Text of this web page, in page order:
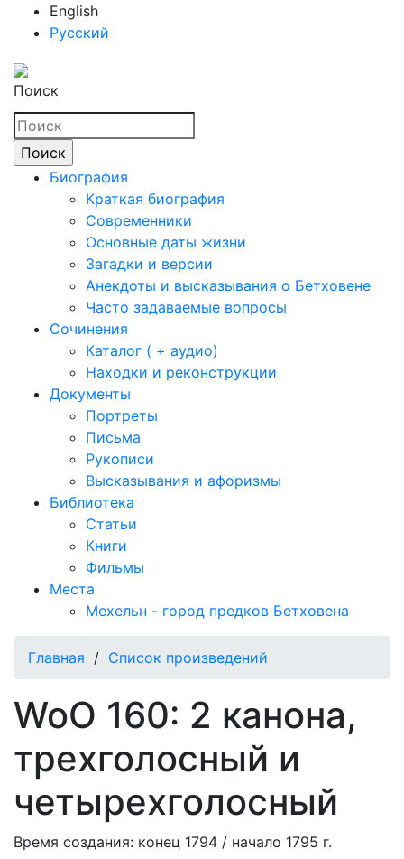
English
Русский
Поиск
Биография
Краткая биография
Современники
Основные даты жизни
Загадки и версии
Анекдоты и высказывания о Бетховене
Часто задаваемые вопросы
Сочинения
Каталог ( + аудио)
Находки и реконструкции
Документы
Портреты
Письма
Рукописи
Высказывания и афоризмы
Библиотека
Статьи
Книги
Фильмы
Места
Мехельн - город предков Бетховена
Главная / Список произведений
WoO 160: 2 канона,
трехголосный и
четырехголосный
Время создания: конец 1794 / начало 1795 г.